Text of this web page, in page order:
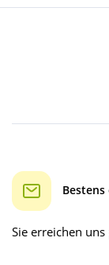
Sie erreichen